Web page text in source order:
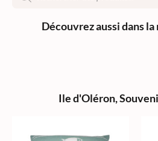
Découvrez aussi dans la
Ile d'Oléron,